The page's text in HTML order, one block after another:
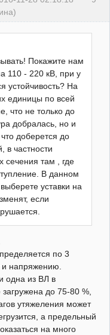
Покажите нам
110 - 220 кВ, при у
устойчивость? На
единицы по всей
что не только до
добралась, но и
доберется до
в частности
сечения там , где
В данном
уставки на
если
по 3
и напряжению.
одна из ВЛ в
до 75-80 %,
утяжеления может
а предельный
на много